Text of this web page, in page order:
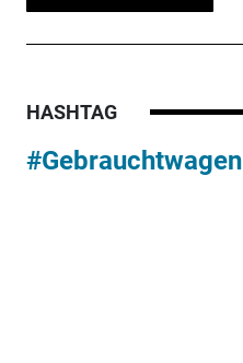
HASHTAG
#Gebrauchtwagen